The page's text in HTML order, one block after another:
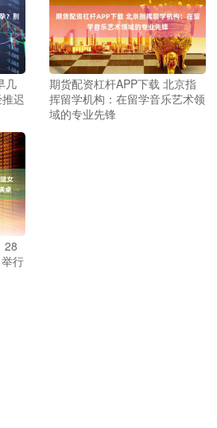
几
迟
期货配资杠杆APP下载 北京指
挥留学机构：在留学音乐艺术领
域的专业先锋
28
行